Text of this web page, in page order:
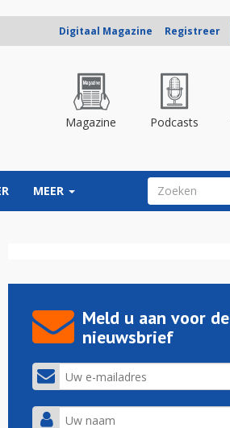
Digitaal Magazine Registreer
Magazine Podcasts
MEER ZOEKVELD
Meld u aan voor de
nieuwsbrief